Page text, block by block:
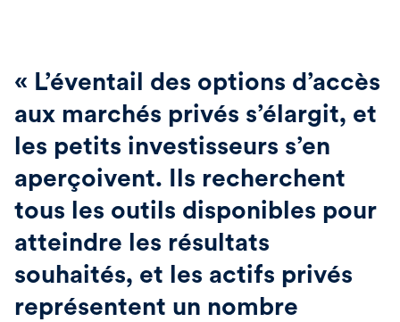
« L’éventail des options d’accès
aux marchés privés s’élargit, et
les petits investisseurs s’en
aperçoivent. Ils recherchent
tous les outils disponibles pour
atteindre les résultats
souhaités, et les actifs privés
représentent un nombre